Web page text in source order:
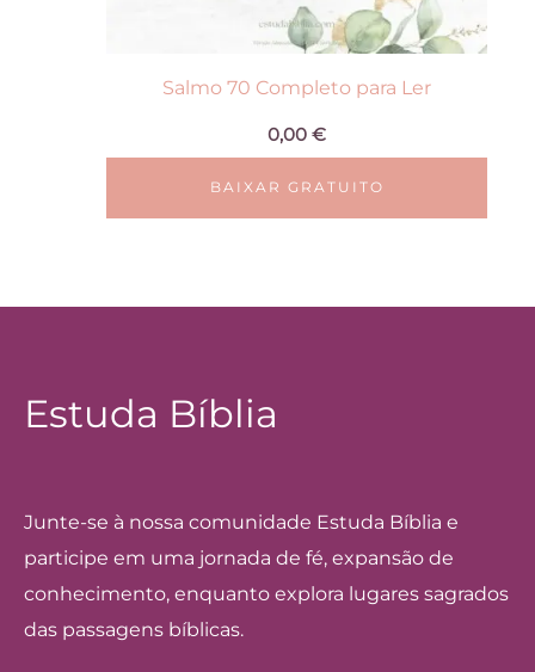
Salmo 70 Completo para Ler
0,00€
BAIXAR GRATUITO
Estuda Bíblia
Junte-se à nossa comunidade Estuda Bíblia e
participe em uma jornada de fé, expansão de
conhecimento, enquanto explora lugares sagrados
das passagens bíblicas.